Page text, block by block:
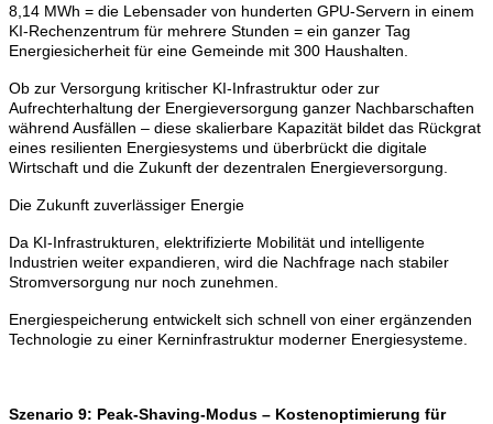
8,14 MWh = die Lebensader von hunderten GPU-Servern in einem
KI-Rechenzentrum für mehrere Stunden = ein ganzer Tag
Energiesicherheit für eine Gemeinde mit 300 Haushalten.
Ob zur Versorgung kritischer KI-Infrastruktur oder zur
Aufrechterhaltung der Energieversorgung ganzer Nachbarschaften
während Ausfällen – diese skalierbare Kapazität bildet das Rückgrat
eines resilienten Energiesystems und überbrückt die digitale
Wirtschaft und die Zukunft der dezentralen Energieversorgung.
Die Zukunft zuverlässiger Energie
Da KI-Infrastrukturen, elektrifizierte Mobilität und intelligente
Industrien weiter expandieren, wird die Nachfrage nach stabiler
Stromversorgung nur noch zunehmen.
Energiespeicherung entwickelt sich schnell von einer ergänzenden
Technologie zu einer Kerninfrastruktur moderner Energiesysteme.
Szenario 9: Peak-Shaving-Modus – Kostenoptimierung für